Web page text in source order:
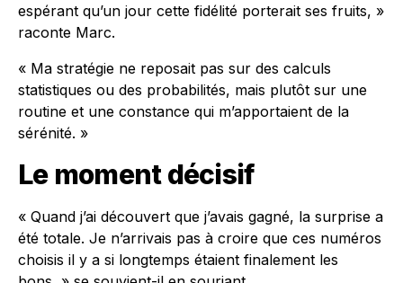
espérant qu’un jour cette fidélité porterait ses fruits, »
raconte Marc.
« Ma stratégie ne reposait pas sur des calculs
statistiques ou des probabilités, mais plutôt sur une
routine et une constance qui m’apportaient de la
sérénité. »
Le moment décisif
« Quand j’ai découvert que j’avais gagné, la surprise a
été totale. Je n’arrivais pas à croire que ces numéros
choisis il y a si longtemps étaient finalement les